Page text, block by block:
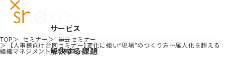
サービス
サービスTOP
解決する課題
TOP セミナー
過去セミナー
【人事様向け合同セミナー】変化に強い“現場”のつくり方〜属人化を超える
組織マネジメントの新常識 〜